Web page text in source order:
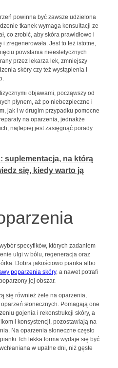
powinna być zawsze udzielona
tkanek wymaga konsultacji ze
co zrobić, aby skóra prawidłowo i
zregenerowała. Jest to też istotne,
powstania nieestetycznych
przez lekarza lek, zmniejszy
skóry czy też wystąpienia i
objawami, począwszy od
płynem, aż po niebezpieczne i
jak i w drugim przypadku pomocne
na oparzenia, jednakże
najlepiej jest zasięgnąć porady
suplementacja, na którą
się, kiedy warto ją
specyfików, których zadaniem
ulgi w bólu, regeneracja oraz
Dobra jakościowo pianka albo
poparzenia skóry, a nawet potrafi
jej obszar.
się również żele na oparzenia,
słonecznych. Pomagają one
gojenia i rekonstrukcji skóry, a
i konsystencji, pozostawiają na
Na oparzenia słoneczne często
Ich lekka forma wydaje się być
w upalne dni, niż gęste